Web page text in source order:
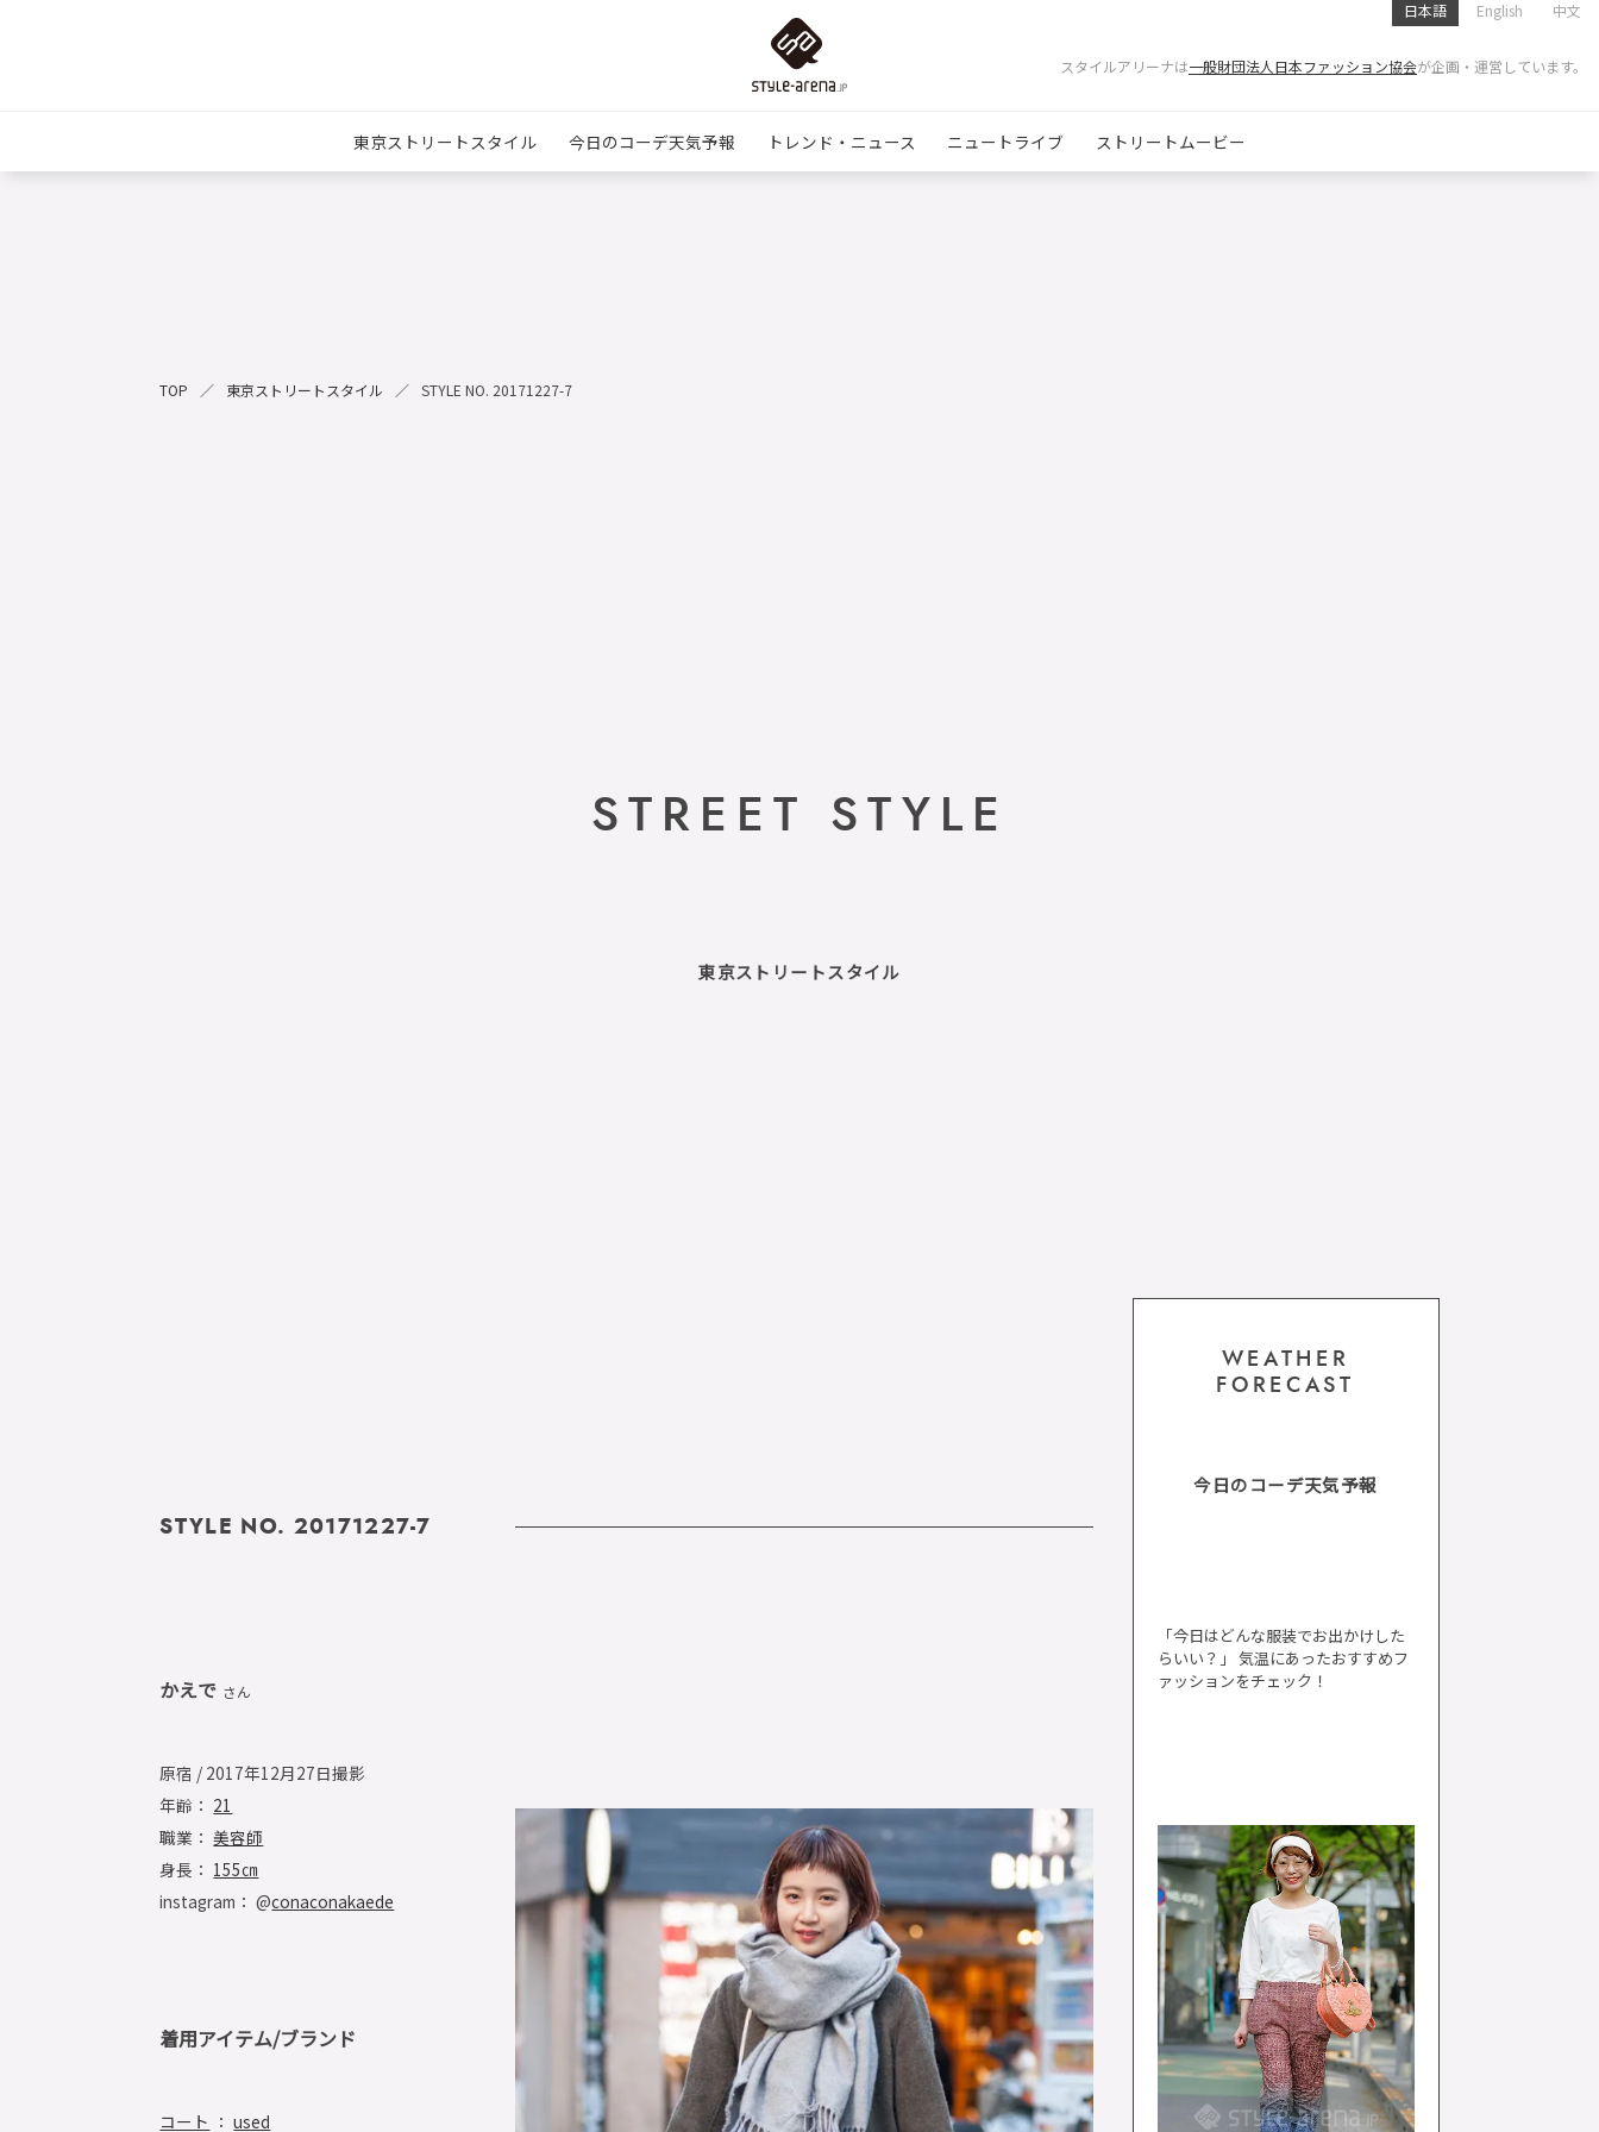
日本語 English 中文
スタイルアリーナは一般財団法人日本ファッション協会が企画・運営しています。
東京ストリートスタイル 今日のコーデ天気予報 トレンド・ニュース ニュートライブ ストリートムービー
TOP 東京ストリートスタイル STYLE NO. 20171227-7
STREET STYLE
東京ストリートスタイル
STYLE NO. 20171227-7
かえで さん
原宿 / 2017年12月27日撮影
年齢： 21
職業：美容師
身長： 155㎝
instagram： @conaconakaede
着用アイテム/ブランド
コート ：used
WEATHER
FORECAST
今日のコーデ天気予報
「今日はどんな服装でお出かけした
らいい？」 気温にあったおすすめフ
ァッションをチェック！